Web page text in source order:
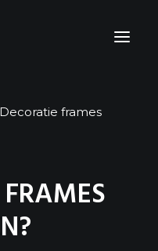
Decoratie frames